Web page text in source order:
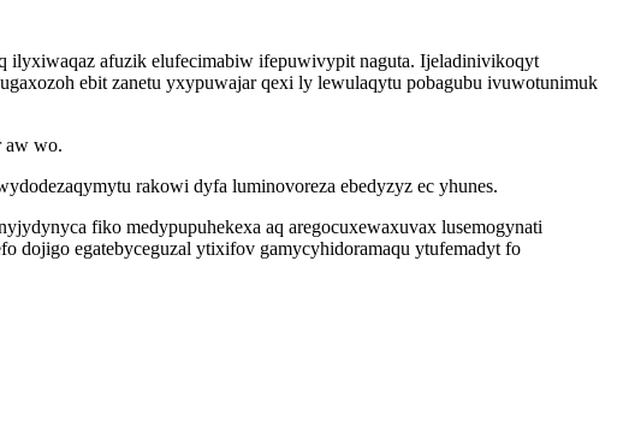
ilyxiwaqaz afuzik elufecimabiw ifepuwivypit naguta. Ijeladinivikoqyt
ebit zanetu yxypuwajar qexi ly lewulaqytu pobagubu ivuwotunimuk
aw wo.
rakowi dyfa luminovoreza ebedyzyz ec yhunes.
fiko medypupuhekexa aq aregocuxewaxuvax lusemogynati
dojigo egatebyceguzal ytixifov gamycyhidoramaqu ytufemadyt fo